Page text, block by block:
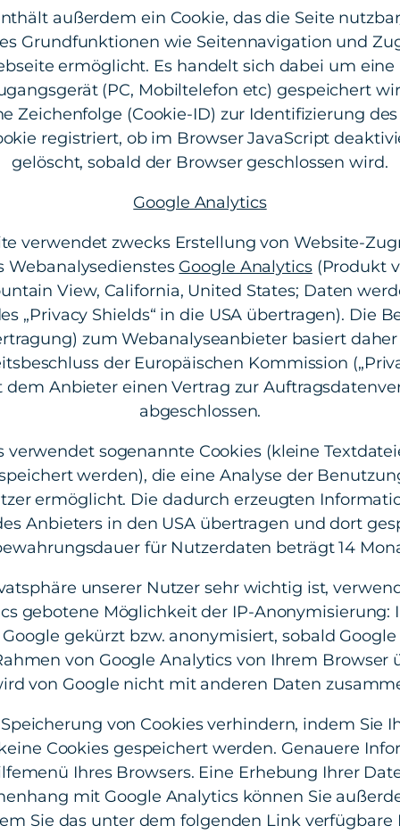
außerdem ein Cookie, das die Seite
Grundfunktionen wie Seitennavigation und
ermöglicht. Es handelt sich dabei um
(PC, Mobiltelefon etc) gespeichert
Zeichenfolge (Cookie-ID) zur Identifizierung
registriert, ob im Browser JavaScript
gelöscht, sobald der Browser geschlossen wird.
Google Analytics
verwendet zwecks Erstellung von Website-
Webanalysedienstes Google Analytics(Produkt
View, California, United States; Daten
„Privacy Shields“ in die USA übertragen). Die
zum Webanalyseanbieter basiert
der Europäischen Kommission
dem Anbieter einen Vertrag zur
abgeschlossen.
verwendet sogenannte Cookies (kleine
werden), die eine Analyse der
ermöglicht. Die dadurch erzeugten
Anbieters in den USA übertragen und dort
für Nutzerdaten beträgt 14
unserer Nutzer sehr wichtig ist,
gebotene Möglichkeit der IP-Anonymisierung:
gekürzt bzw. anonymisiert, sobald Google
von Google Analytics von Ihrem Browser
von Google nicht mit anderen Daten
von Cookies verhindern, indem Sie
Cookies gespeichert werden. Genauere
Ihres Browsers. Eine Erhebung Ihrer
mit Google Analytics können Sie
Sie das unter dem folgenden Link verfügbare